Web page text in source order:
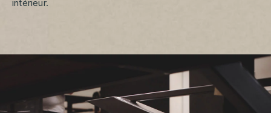
intérieur.